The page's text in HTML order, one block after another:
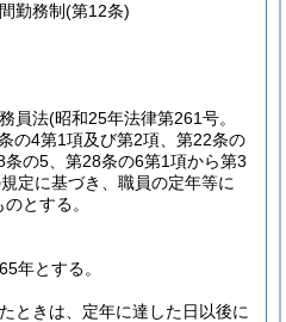
勤務制(第12条)
員法(昭和25年法律第261号。
の4第1項及び第2項、第22条の
の5、第28条の6第1項から第3
定に基づき、職員の定年等に
とする。
年とする。
ときは、定年に達した日以後に